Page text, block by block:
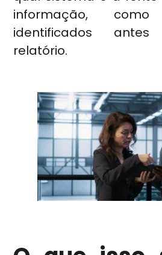
informação,
identificados
relatório.